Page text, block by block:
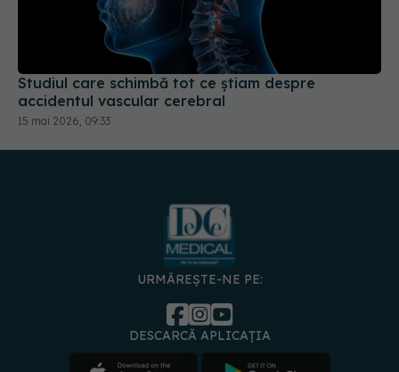
Studiul care schimbă tot ce știam despre
accidentul vascular cerebral
15 mai 2026, 09:33
URMĂREȘTE-NE PE:
DESCARCĂ APLICAȚIA